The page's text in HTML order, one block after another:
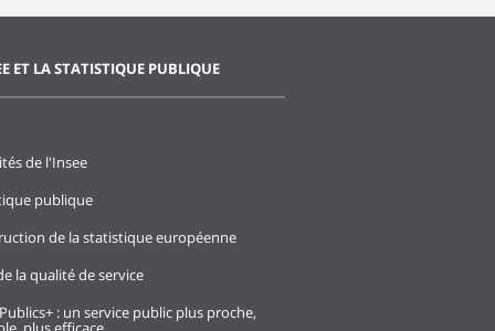
ET LA STATISTIQUE PUBLIQUE
de l'Insee
publique
de la statistique européenne
la qualité de service
: un service public plus proche,